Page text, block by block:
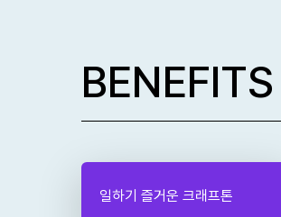
BENEFITS
일하기 즐거운 크래프톤